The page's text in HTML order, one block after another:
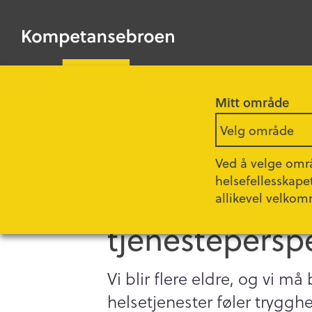
Mitt område
Velg område
Ved å velge
allikevel
HOVEDINNHOLD
Kompetansebroen
Bo trygt
Vi blir flere eldre, og vi
helsetjenester føler